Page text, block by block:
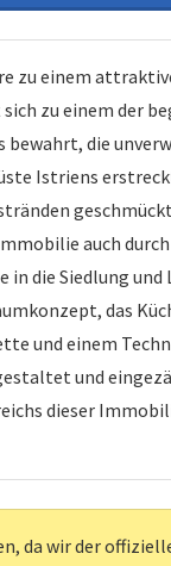
zu einem
zu einem der
die
Istriens
auch
die Siedlung und
das
und einem
und
dieser
da wir der